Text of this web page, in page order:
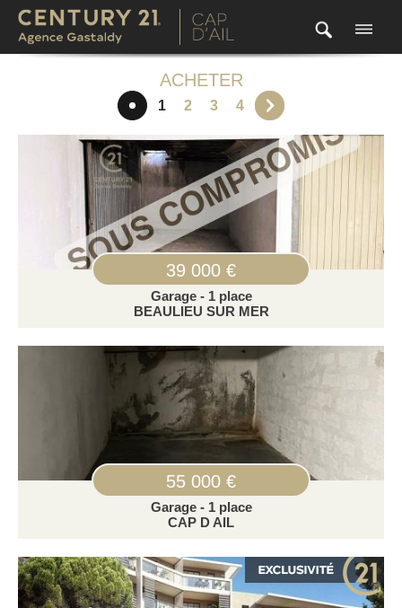
ACHETER
1 2 3 4
39 000 €
Garage - 1 place
BEAULIEU SUR MER
55 000 €
Garage - 1 place
CAP D AIL